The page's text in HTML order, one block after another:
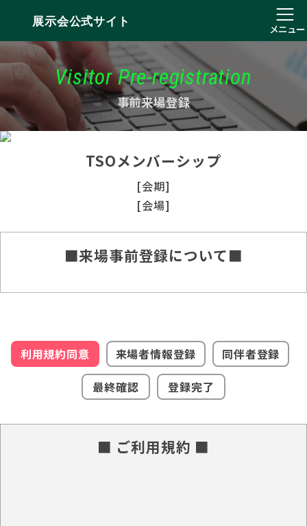
展示会公式サイト
メニュー
Visitor Pre-registration
事前来場登録
TSOメンバーシップ
[会期]
[会場]
■来場事前登録について■
利用規約同意 来場者情報登録
同伴者登録
最終確認
登録完了
■ ご利用規約 ■